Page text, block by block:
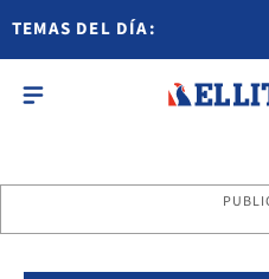
TEMAS DEL DÍA: